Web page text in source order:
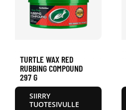
TURTLE WAX RED
RUBBING COMPOUND
297 G
SIIRRY
TUOTESIVULLE